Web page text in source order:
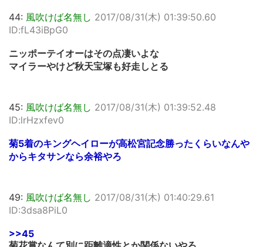
44: 風吹けば名無し 2017/08/31(木) 01:39:50.60
ID:fL43iBpG0
ニッポーテイオーはその点凄いよな
マイラーやけど秋天宝塚も好走しとる
45: 風吹けば名無し 2017/08/31(木) 01:39:52.48
ID:lrHzxfev0
菊5着のキングヘイローが高松宮記念勝ったくらいなんや
からキタサンなら余裕やろ
49: 風吹けば名無し 2017/08/31(木) 01:40:29.61
ID:3dsa8PiL0
>>45